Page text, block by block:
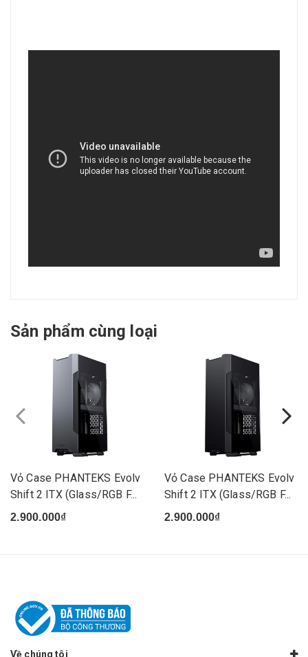
Sản phẩm cùng loại
Vỏ Case PHANTEKS Evolv
Shift 2 ITX (Glass/RGB F...
2.900.000₫
Vỏ Case PHANTEKS Evolv
Shift 2 ITX (Glass/RGB F...
2.900.000₫
Về chúng tôi